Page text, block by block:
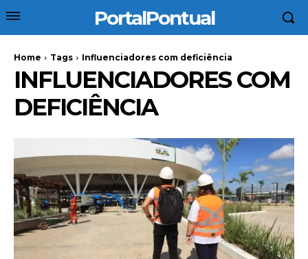
PortalPontual
Home Tags Influenciadores com deficiência
INFLUENCIADORES COM
DEFICIÊNCIA